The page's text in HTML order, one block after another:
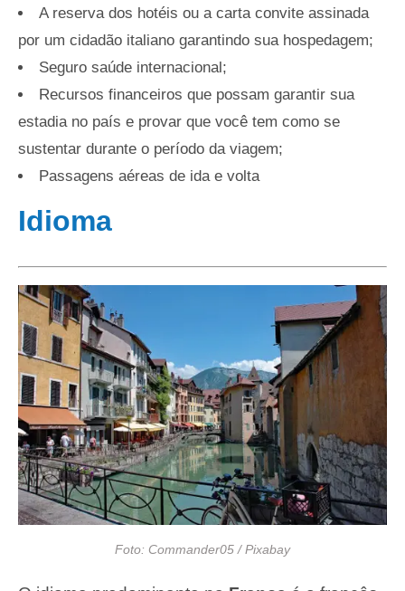
A reserva dos hotéis ou a carta convite assinada
por um cidadão italiano garantindo sua hospedagem;
Seguro saúde internacional;
Recursos financeiros que possam garantir sua
estadia no país e provar que você tem como se
sustentar durante o período da viagem;
Passagens aéreas de ida e volta
Idioma
Foto: Commander05 / Pixabay